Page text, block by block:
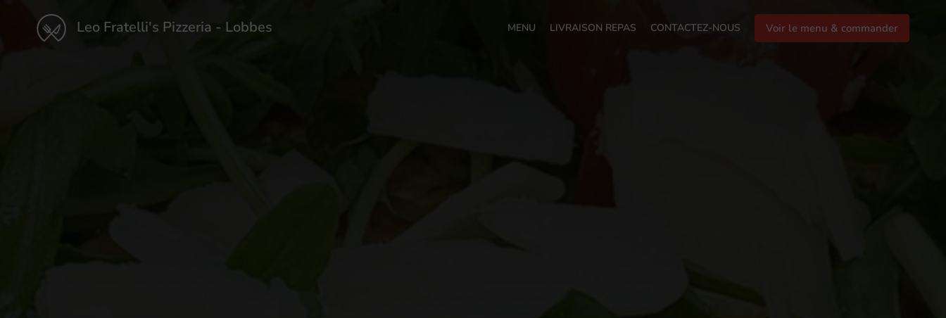
Leo Fratelli's Pizzeria - Lobbes MENU LIVRAISON REPAS CONTACTEZ-NOUS Voir le menu & commander